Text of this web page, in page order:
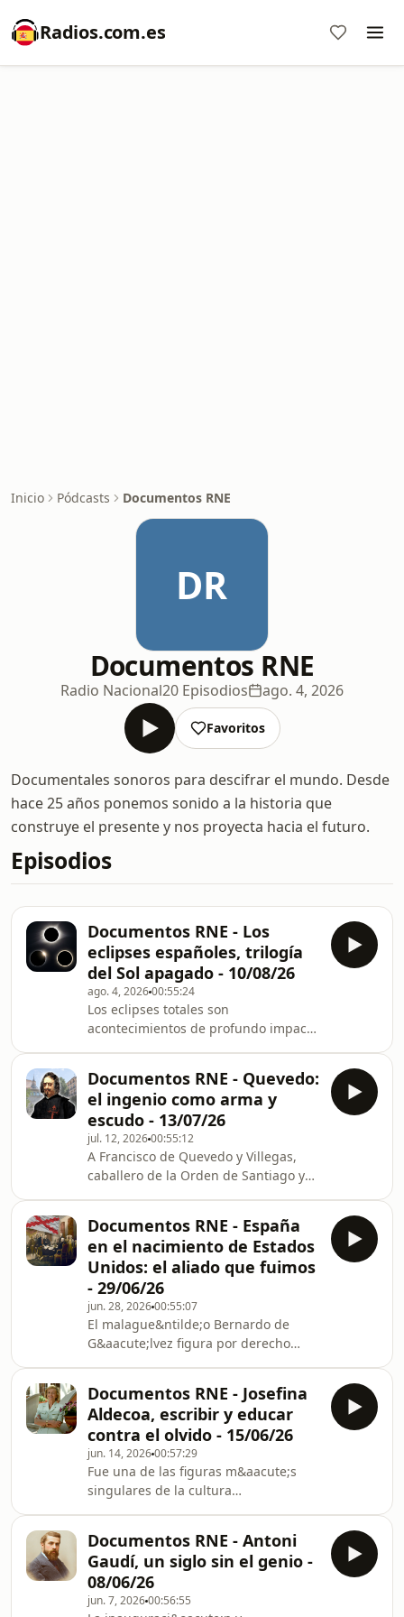
Radios.com.es
Inicio Pódcasts Documentos RNE
DR
Documentos RNE
Radio Nacional20 Episodios ago. 4, 2026
Favoritos
Documentales sonoros para descifrar el mundo. Desde
hace 25 años ponemos sonido a la historia que
construye el presente y nos proyecta hacia el futuro.
Episodios
Documentos RNE - Los
eclipses españoles, trilogía
del Sol apagado - 10/08/26
ago. 4, 202600:55:24
Los eclipses totales son
acontecimientos de profundo impacto
bloquea completamente el Sol y
permite apreciar las capas superiores
de su atm&oacute;sfera durante unos
pocos minutos de noche
s&uacute;bita. Despu&eacute;s de
una prolongada sequ&iacute;a de
fen&oacute;menos de este tipo,
Espa&ntilde;a enfila una
ins&oacute;lita racha qu
Documentos RNE - Quevedo:
el ingenio como arma y
escudo - 13/07/26
jul. 12, 202600:55:12
A Francisco de Quevedo y Villegas,
caballero de la Orden de Santiago y
apellido para trascender. Eso y una
extensa y brillante producci&oacute;n
que va desde la s&aacute;tira
m&aacute;s mordaz hasta los
m&aacute;s bellos poemas de amor.
Nacido en Madrid en 1580, se
qued&oacute; hu&eacute;rfano a una
temprana edad; a pesar de
Documentos RNE - España
en el nacimiento de Estados
Unidos: el aliado que fuimos
- 29/06/26
jun. 28, 202600:55:07
El malague&ntilde;o Bernardo de
G&aacute;lvez figura por derecho
Unidos, uno de los m&aacute;ximos
reconocimientos que puede recibir un
extranjero en el pa&iacute;s. Este
gran h&eacute;roe de la guerra de
independencia estadounidense es,
sin embargo, el mascar&oacute;n de
proa de una serie de destacados
espa&ntilde;oles cuya lab
Documentos RNE - Josefina
Aldecoa, escribir y educar
contra el olvido - 15/06/26
jun. 14, 202600:57:29
Fue una de las figuras m&aacute;s
singulares de la cultura
Aldecoa (1926-2011) est&aacute;
marcada por la herencia
pedag&oacute;gica de la Segunda
Rep&uacute;blica. Imbuida del
Documentos RNE - Antoni
Gaudí, un siglo sin el genio -
08/06/26
jun. 7, 202600:56:55